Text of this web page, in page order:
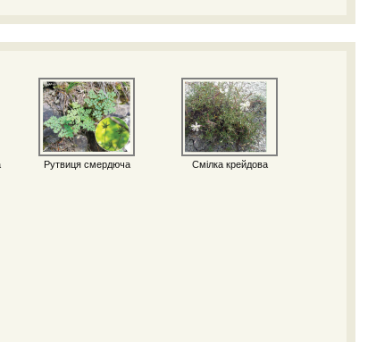
Рутвиця смердюча Смілка крейдова